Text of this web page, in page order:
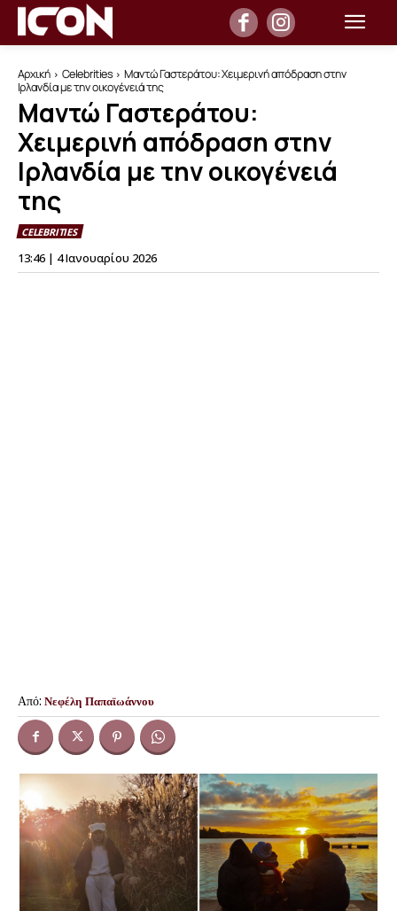
Αρχική Celebrities
Μαντώ Γαστεράτου: Χειμερινή απόδραση στην
Ιρλανδία με την οικογένειά της
Μαντώ Γαστεράτου:
Χειμερινή απόδραση στην
Ιρλανδία με την οικογένειά
της
CELEBRITIES
13:46 | 4 Ιανουαρίου 2026
Από: Νεφέλη Παπαϊωάννου